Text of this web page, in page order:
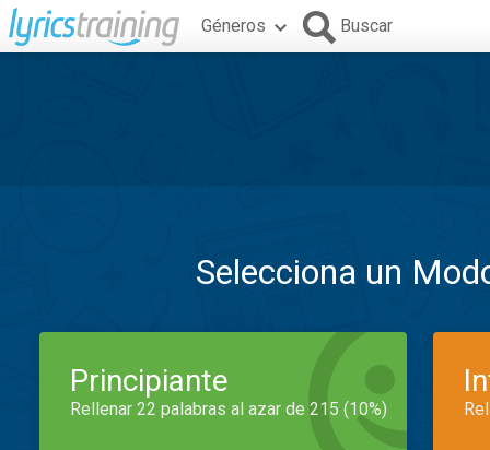
Géneros Buscar
Selecciona un
Principiante
Rellenar 22 palabras al azar de 215 (10%)